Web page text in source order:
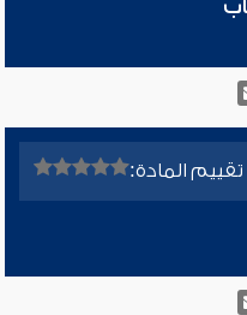
تقييم المادة: